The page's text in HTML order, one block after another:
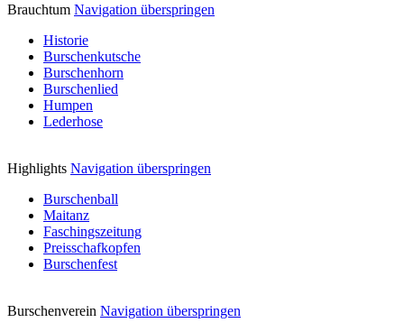
Brauchtum Navigation überspringen
Historie
Burschenkutsche
Burschenhorn
Burschenlied
Humpen
Lederhose
Highlights Navigation überspringen
Burschenball
Maitanz
Faschingszeitung
Preisschafkopfen
Burschenfest
Burschenverein Navigation überspringen